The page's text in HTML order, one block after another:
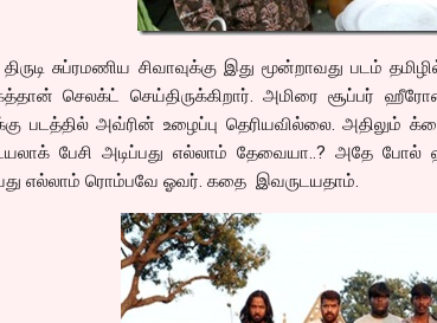
திருடி சுப்ரமணிய சிவாவுக்கு இது மூன்றாவது படம்
செலக்ட் செய்திருக்கிறார். அமிரை சூப்பர்
படத்தில் அவ்ரின் உழைப்பு தெரியவில்லை. அதிலும்
பேசி அடிப்பது எல்லாம் தேவையா..? அதே
எல்லாம் ரொம்பவே ஓவர். கதை இவருடயதாம்.